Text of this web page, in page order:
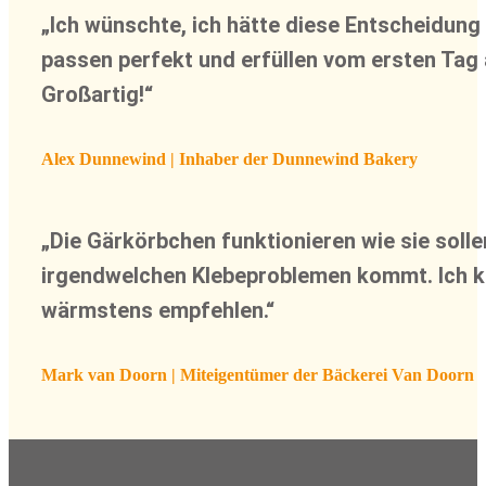
„Ich wünschte, ich hätte diese
passen perfekt und erfüllen vom ersten
Großartig!“
Alex Dunnewind | Inhaber der Dunnewind Bakery
„Die Gärkörbchen funktionieren wie sie
irgendwelchen Klebeproblemen kommt. Ich
wärmstens empfehlen.“
Mark van Doorn | Miteigentümer der Bäckerei Van Doorn